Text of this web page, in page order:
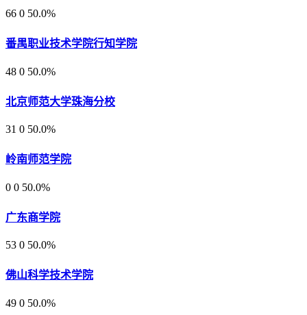
66 0 50.0%
番禺职业技术学院行知学院
48 0 50.0%
北京师范大学珠海分校
31 0 50.0%
岭南师范学院
0 0 50.0%
广东商学院
53 0 50.0%
佛山科学技术学院
49 0 50.0%